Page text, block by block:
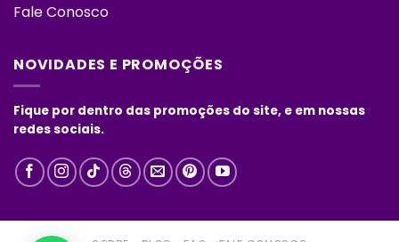
Fale Conosco
NOVIDADES E PROMOÇÕES
Fique por dentro das promoções do site, e em nossas
redes sociais.